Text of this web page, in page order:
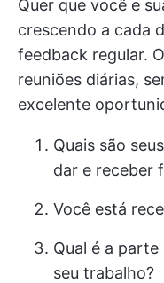
Quer que você e
crescendo a cada
feedback regular.
reuniões diárias,
excelente
Quais são
dar e receber
Você está
Qual é a
seu trabalho?